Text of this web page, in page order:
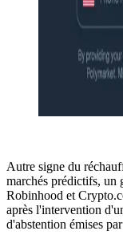
Autre signe du
marchés prédictifs, un
Robinhood et
après l'intervention
d'abstention émises